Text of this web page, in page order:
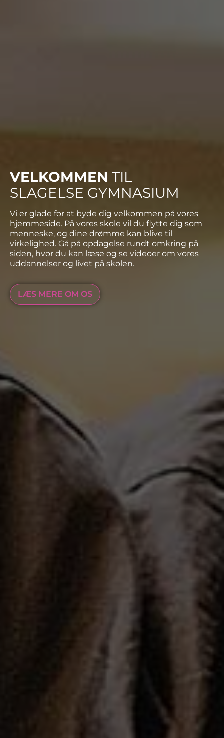
VELKOMMEN TIL
SLAGELSE GYMNASIUM
Vi er glade for at byde dig velkommen på vores
hjemmeside. På vores skole vil du flytte dig som
menneske, og dine drømme kan blive til
virkelighed. Gå på opdagelse rundt omkring på
siden, hvor du kan læse og se videoer om vores
uddannelser og livet på skolen.
LÆS MERE OM OS